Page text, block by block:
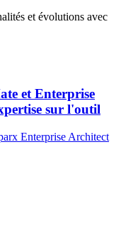
et évolutions avec
et Enterprise
sur l'outil